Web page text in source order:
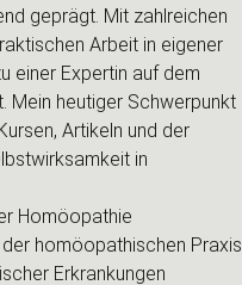
geprägt. Mit zahlreichen
Arbeit in eigener
einer Expertin auf dem
Mein heutiger Schwerpunkt
Artikeln und der
in
Homöopathie
homöopathischen Praxis
Erkrankungen